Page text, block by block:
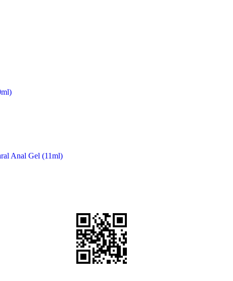
Anal Gel (11ml)